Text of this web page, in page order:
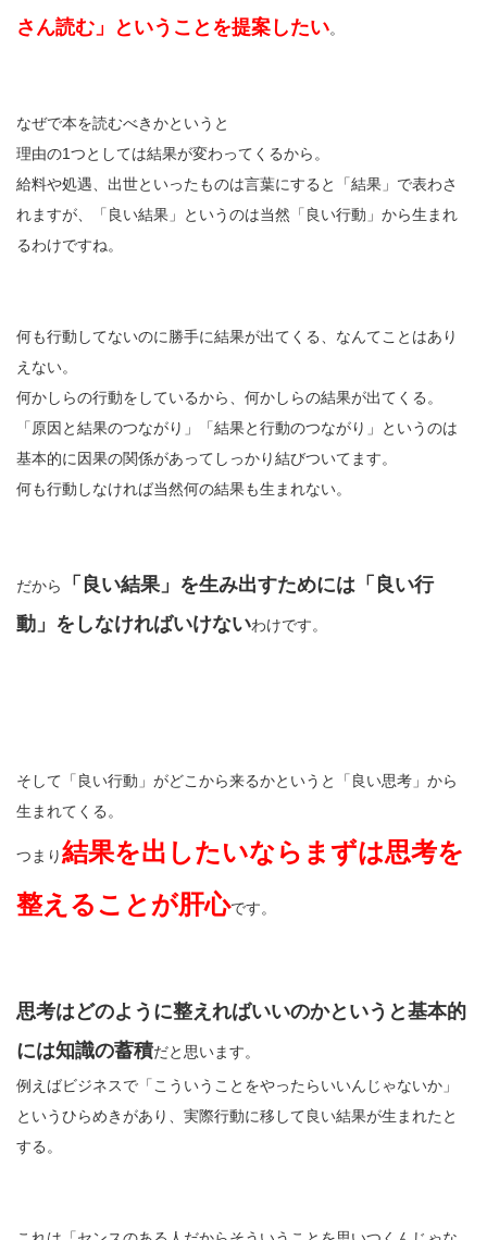
さん読む」ということを提案したい。
なぜで本を読むべきかというと
理由の1つとしては結果が変わってくるから。
給料や処遇、出世といったものは言葉にすると「結果」で表わさ
れますが、「良い結果」というのは当然「良い行動」から生まれ
るわけですね。
何も行動してないのに勝手に結果が出てくる、なんてことはあり
えない。
何かしらの行動をしているから、何かしらの結果が出てくる。
「原因と結果のつながり」「結果と行動のつながり」というのは
基本的に因果の関係があってしっかり結びついてます。
何も行動しなければ当然何の結果も生まれない。
だから
「良い結果」を生み出すためには「良い行
動」をしなければいけないわけです。
そして「良い行動」がどこから来るかというと「良い思考」から
生まれてくる。
つまり結果を出したいならまずは思考を
整えることが肝心です。
思考はどのように整えればいいのかというと基本的
には知識の蓄積だと思います。
例えばビジネスで「こういうことをやったらいいんじゃないか」
というひらめきがあり、実際行動に移して良い結果が生まれたと
する。